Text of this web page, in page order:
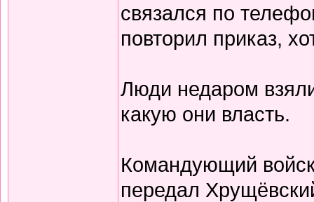
связался по
повторил приказ,
Люди недаром
какую они власть.
Командующий
передал